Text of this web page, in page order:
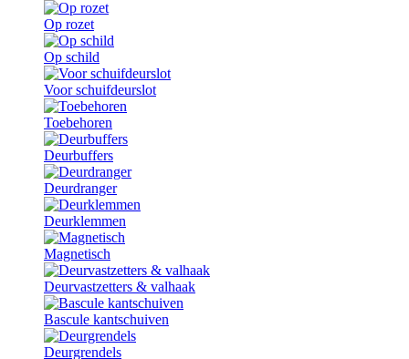
Op rozet
Op schild
Voor schuifdeurslot
Toebehoren
Deurbuffers
Deurdranger
Deurklemmen
Magnetisch
Deurvastzetters & valhaak
Bascule kantschuiven
Deurgrendels